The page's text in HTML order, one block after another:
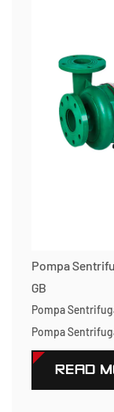
Pompa
GB
Pompa
Pompa
READ